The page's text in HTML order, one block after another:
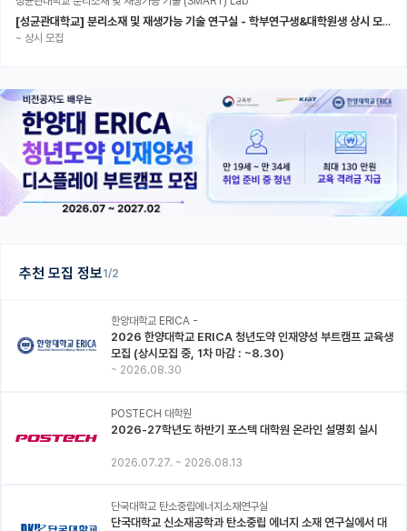
추천 모집 정보1/2
한양대학교 ERICA -
2026 한양대학교 ERICA 청년도약 인재양성 부트캠프 교육생
모집 (상시모집 중, 1차 마감 : ~8.30)
~ 2026.08.30
POSTECH 대학원
2026-27학년도 하반기 포스텍 대학원 온라인 설명회 실시
2026.07.27. ~ 2026.08.13
단국대학교 탄소중립에너지소재연구실
단국대학교 신소재공학과 탄소중립 에너지 소재 연구실에서 대
[성균관대학교] 분리소재 및 재생가능 기술 연구실 - 학부연구생&대학원생 상시 모집 (미래에너지공학과)
~ 상시 모집